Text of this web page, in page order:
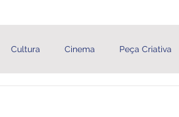
Cultura Cinema Peça Criativa